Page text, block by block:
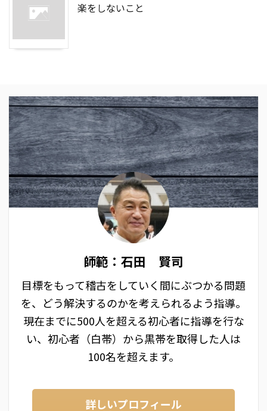
楽をしないこと
師範：石田 賢司
目標をもって稽古をしていく間にぶつかる問題
を、どう解決するのかを考えられるよう指導。
現在までに500人を超える初心者に指導を行な
い、初心者（白帯）から黒帯を取得した人は
100名を超えます。
詳しいプロフィール